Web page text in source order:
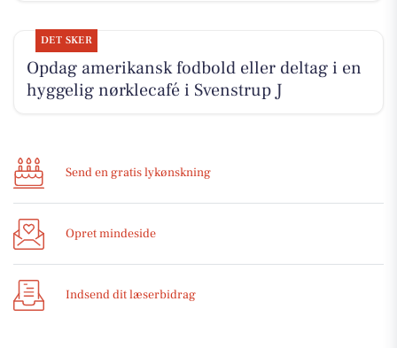
DET SKER
Opdag amerikansk fodbold eller deltag i en
hyggelig nørklecafé i Svenstrup J
Send en gratis lykønskning
Opret mindeside
Indsend dit læserbidrag